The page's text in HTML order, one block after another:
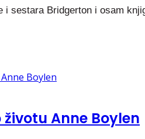
i sestara Bridgerton i osam
životu Anne Boylen